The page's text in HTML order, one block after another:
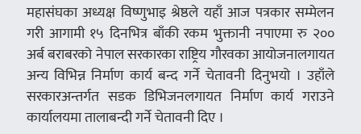
महासंघका अध्यक्ष विष्णुभाइ श्रेष्ठले यहाँ आज पत्रकार सम्मेलन
गरी आगामी १५ दिनभित्र बाँकी रकम भुक्तानी नपाएमा रु २००
अर्ब बराबरको नेपाल सरकारका राष्ट्रिय गौरवका आयोजनालगायत
अन्य विभिन्न निर्माण कार्य बन्द गर्ने चेतावनी दिनुभयो । उहाँले
सरकारअन्तर्गत सडक डिभिजनलगायत निर्माण कार्य गराउने
कार्यालयमा तालाबन्दी गर्ने चेतावनी दिए ।